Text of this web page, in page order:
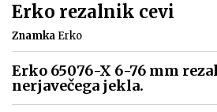
Erko rezalnik cevi
Znamka Erko
Erko 65076-X 6-76 mm
nerjavečega jekla.